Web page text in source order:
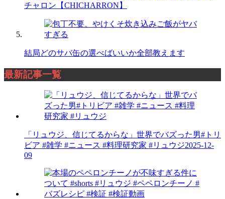
チャロン【CHICHARRON】
結局どのサバ缶の選べばいいか全部教えます
最新記事一覧
「リュウジ、信じてるからな」世界でバズった男#トリ
ビア #雑学 #ニュース #料理研究家 #リュウジ2025-12-
09